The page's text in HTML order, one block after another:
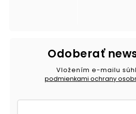
Odoberať
Vložením e-mailu
podmienkami ochrany